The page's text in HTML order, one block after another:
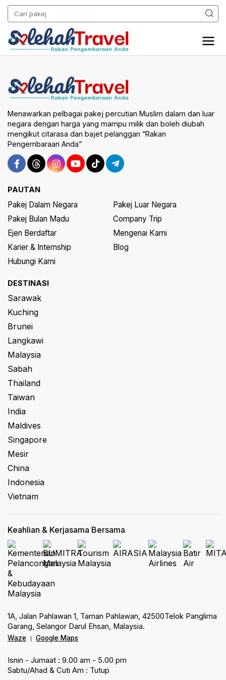
Menawarkan pelbagai pakej percutian Muslim dalam dan luar
negara dengan harga yang mampu milik dan boleh diubah
mengikut citarasa dan bajet pelanggan “Rakan
Pengembaraan Anda”
PAUTAN
Pakej Dalam Negara
Pakej Luar Negara
Pakej Bulan Madu
Company Trip
Ejen Berdaftar
Mengenai Kami
Karier & Internship
Blog
Hubungi Kami
DESTINASI
Sarawak
Kuching
Brunei
Langkawi
Malaysia
Sabah
Thailand
Taiwan
India
Maldives
Singapore
Mesir
China
Indonesia
Vietnam
Keahlian & Kerjasama Bersama
1A, Jalan Pahlawan 1, Taman Pahlawan, 42500Telok Panglima
Garang, Selangor Darul Ehsan, Malaysia.
Waze Google Maps
Isnin - Jumaat : 9.00 am - 5.00 pm
Sabtu/Ahad & Cuti Am : Tutup